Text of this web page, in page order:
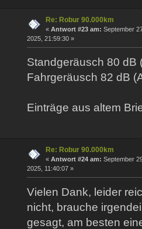
Re: Robur 90.000km
« Antwort #23 am: September
2025, 21:59:30 »
Standgeräusch 80 dB
Fahrgeräusch 82 dB
Einträge aus altem
Re: Robur 90.000km
« Antwort #24 am: September
2025, 11:40:07 »
Vielen Dank, leider
nicht, brauche
gesagt, am besten